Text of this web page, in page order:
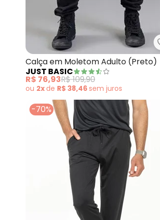
Calça em Moletom Adulto (Preto)
JUST BASIC
R$ 76,93R$ 109,90
ou 2xde R$ 38,46sem juros
-70%